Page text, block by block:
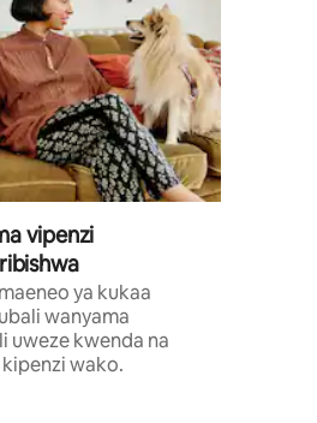
vipenzi
ya kukaa
wanyama
uweze kwenda na
wako.